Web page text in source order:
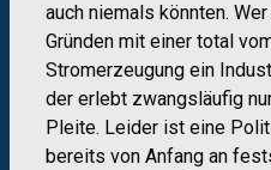
auch niemals könnten.
Gründen mit einer total
Stromerzeugung ein
der erlebt zwangsläufig
Pleite. Leider ist eine
bereits von Anfang an